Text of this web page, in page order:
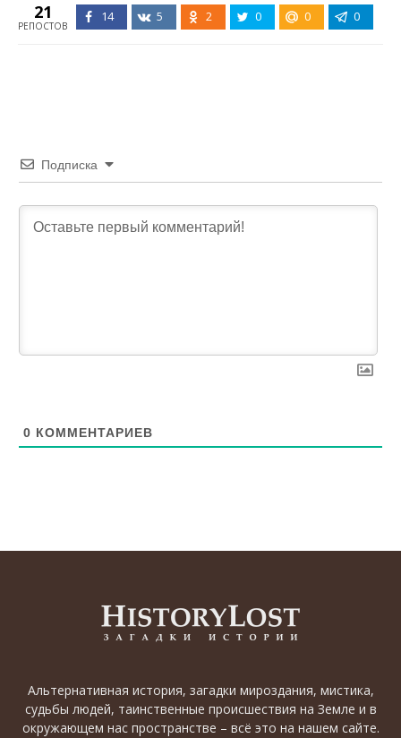
21
РЕПОСТОВ
14 5 2 0 0 0
Подписка
0 КОММЕНТАРИЕВ
Альтернативная история, загадки мироздания, мистика,
судьбы людей, таинственные происшествия на Земле и в
окружающем нас пространстве – всё это на нашем сайте.